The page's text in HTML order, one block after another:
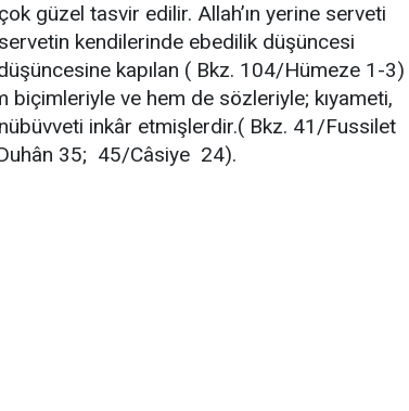
güzel tasvir edilir. Allah’ın yerine serveti
kendilerinde ebedilik düşüncesi
kapılan ( Bkz. 104/Hümeze 1-3)
biçimleriyle ve hem de sözleriyle; kıyameti,
inkâr etmişlerdir.( Bkz. 41/Fussilet
35; 45/Câsiye 24).